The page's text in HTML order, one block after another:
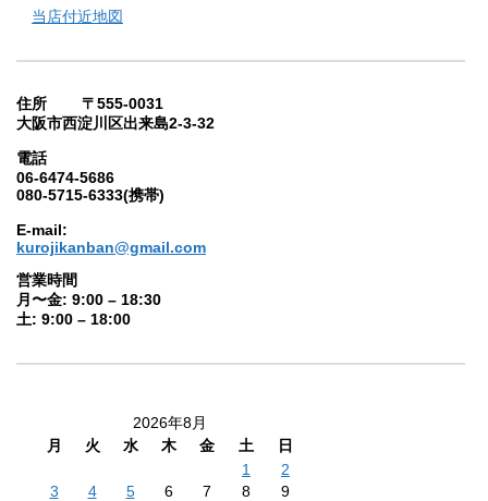
当店付近地図
住所 〒555-0031
大阪市西淀川区出来島2-3-32
電話
06-6474-5686
080-5715-6333(携帯)
E-mail:
kurojikanban@gmail.com
営業時間
月〜金: 9:00 – 18:30
土: 9:00 – 18:00
2026年8月
月
火 水 木 金 土
日
1
2
3
4 5 6 7 8
9